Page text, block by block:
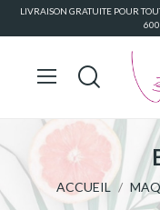
LIVRAISON GRATUITE POUR
ACCUEIL